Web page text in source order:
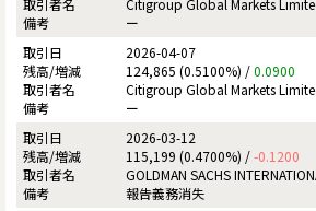
ー
2026-04-07
124,865 (0.5100%) /0.0900
Citigroup Global Markets
ー
2026-03-12
115,199 (0.4700%) /-0.1200
GOLDMAN SACHS
報告義務消失